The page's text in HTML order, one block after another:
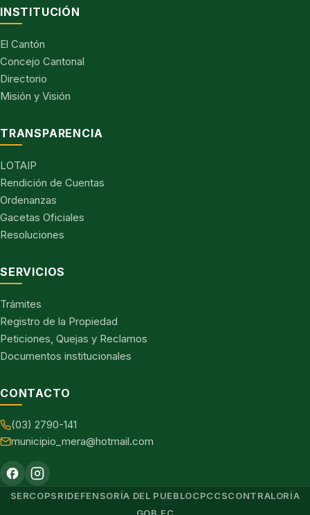
INSTITUCIÓN
El Cantón
Concejo Cantonal
Directorio
Misión y Visión
TRANSPARENCIA
LOTAIP
Rendición de Cuentas
Ordenanzas
Gacetas Oficiales
Resoluciones
SERVICIOS
Trámites
Registro de la Propiedad
Peticiones, Quejas y Reclamos
Documentos institucionales
CONTACTO
(03) 2790-141
municipio_mera@hotmail.com
SERCOPSRIDEFENSORÍA DEL PUEBLOCPCCSCONTRALORÍA